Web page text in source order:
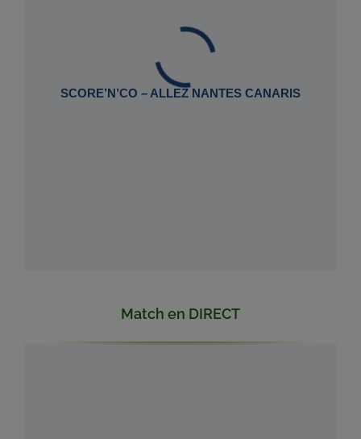
SCORE’N’CO – ALLEZ NANTES CANARIS
Match en DIRECT